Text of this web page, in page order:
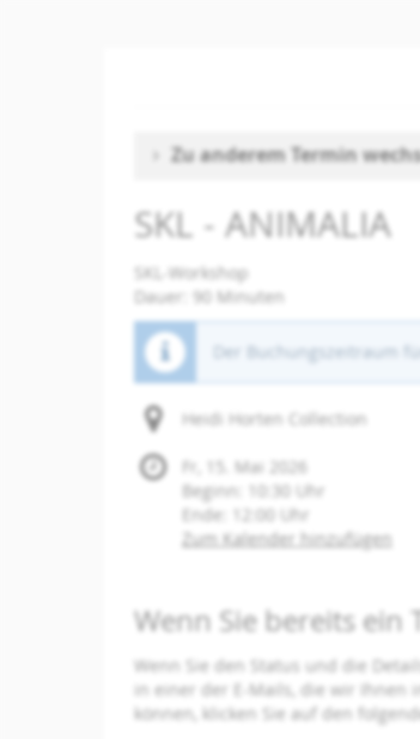
Zu anderem Termin
SKL - ANIMALIA
SKL-Workshop
Dauer: 90 Minuten
Der Buchungszeitraum
Heidi Horten Collection
Fr, 15. Mai 2026
Beginn:
10:30
Uhr
Ende:
12:00
Uhr
Zum Kalender hinzufügen
Wenn Sie bereits ein
Wenn Sie den Status und die
in einer der E-Mails, die wir Ihnen
können, klicken Sie auf den